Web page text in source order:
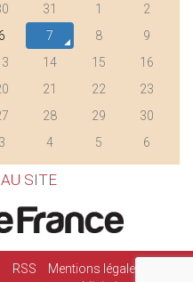
31 1
2
6 7 8
9
14 15
16
21 22
23
28 29
30
3 4 5 6
SITE
RSS Mentions légales